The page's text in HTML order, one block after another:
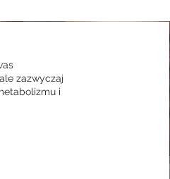
zazwyczaj
i